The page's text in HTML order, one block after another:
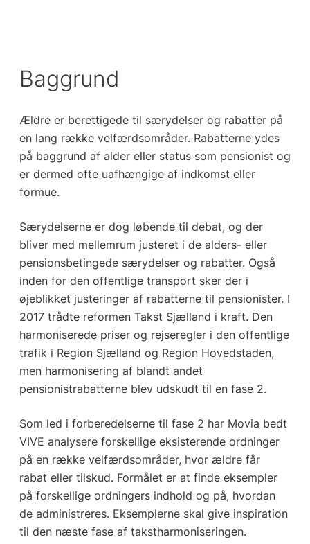
Baggrund
Ældre er berettigede til særydelser og rabatter på
en lang række velfærdsområder. Rabatterne ydes
på baggrund af alder eller status som pensionist og
er dermed ofte uafhængige af indkomst eller
formue.
Særydelserne er dog løbende til debat, og der
bliver med mellemrum justeret i de alders- eller
pensionsbetingede særydelser og rabatter. Også
inden for den offentlige transport sker der i
øjeblikket justeringer af rabatterne til pensionister. I
2017 trådte reformen Takst Sjælland i kraft. Den
harmoniserede priser og rejseregler i den offentlige
trafik i Region Sjælland og Region Hovedstaden,
men harmonisering af blandt andet
pensionistrabatterne blev udskudt til en fase 2.
Som led i forberedelserne til fase 2 har Movia bedt
VIVE analysere forskellige eksisterende ordninger
på en række velfærdsområder, hvor ældre får
rabat eller tilskud. Formålet er at finde eksempler
på forskellige ordningers indhold og på, hvordan
de administreres. Eksemplerne skal give inspiration
til den næste fase af takstharmoniseringen.